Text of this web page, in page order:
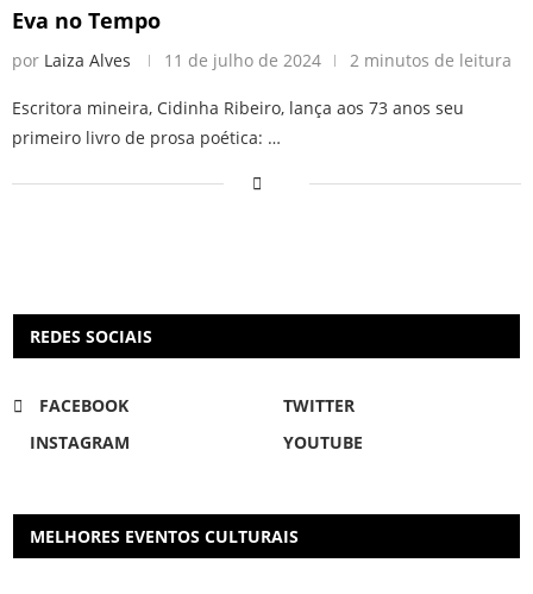
Eva no Tempo
por Laiza Alves 11 de julho de 2024 2 minutos de leitura
Escritora mineira, Cidinha Ribeiro, lança aos 73 anos seu
primeiro livro de prosa poética: …
REDES SOCIAIS
FACEBOOK
TWITTER
INSTAGRAM
YOUTUBE
MELHORES EVENTOS CULTURAIS